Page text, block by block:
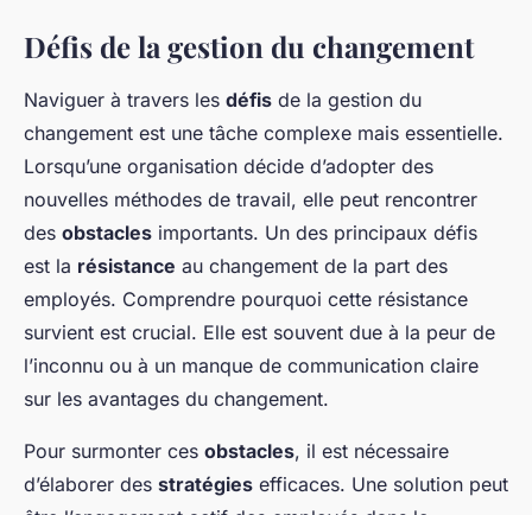
Défis de la gestion du changement
Naviguer à travers les défis de la gestion du
changement est une tâche complexe mais essentielle.
Lorsqu’une organisation décide d’adopter des
nouvelles méthodes de travail, elle peut rencontrer
des obstacles importants. Un des principaux défis
est la résistance au changement de la part des
employés. Comprendre pourquoi cette résistance
survient est crucial. Elle est souvent due à la peur de
l’inconnu ou à un manque de communication claire
sur les avantages du changement.
Pour surmonter ces obstacles, il est nécessaire
d’élaborer des stratégies efficaces. Une solution peut